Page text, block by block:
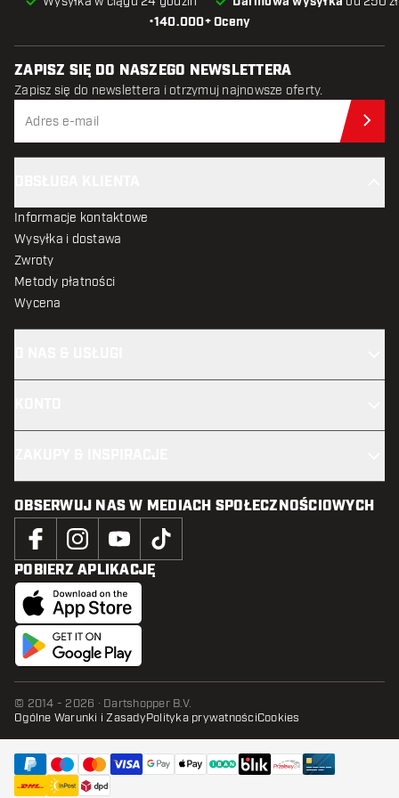
•140.000+ Oceny
ZAPISZ SIĘ DO NASZEGO NEWSLETTERA
Zapisz się do newslettera i otrzymuj najnowsze oferty.
Informacje kontaktowe
Wysyłka i dostawa
Zwroty
Metody płatności
Wycena
OBSERWUJ NAS W MEDIACH SPOŁECZNOŚCIOWYCH
POBIERZ APLIKACJĘ
© 2014 - 2026 · Dartshopper B.V.
Ogólne Warunki i ZasadyPolityka prywatnościCookies